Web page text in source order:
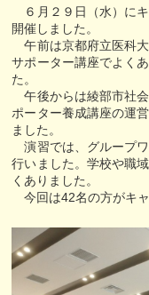
６月２９日（水）に
開催しました。
午前は京都府立医科
サポーター講座でよく
た。
午後からは綾部市社
ポーター養成講座の運
ました。
演習では、グループ
行いました。学校や職
くありました。
今回は42名の方がキ